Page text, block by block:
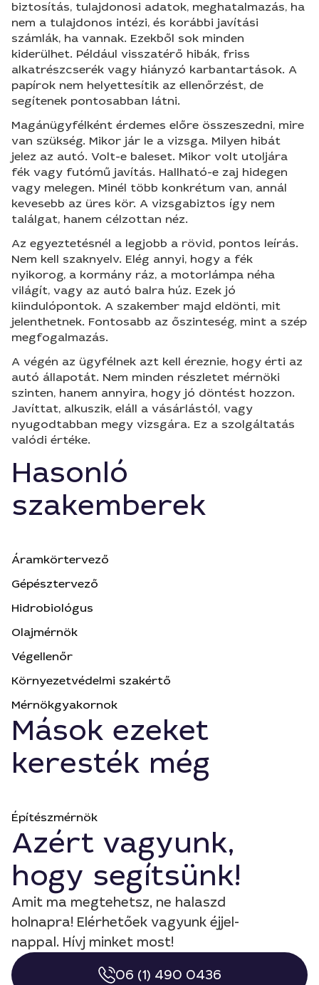
biztosítás, tulajdonosi adatok, meghatalmazás, ha
nem a tulajdonos intézi, és korábbi javítási
számlák, ha vannak. Ezekből sok minden
kiderülhet. Például visszatérő hibák, friss
alkatrészcserék vagy hiányzó karbantartások. A
papírok nem helyettesítik az ellenőrzést, de
segítenek pontosabban látni.
Magánügyfélként érdemes előre összeszedni, mire
van szükség. Mikor jár le a vizsga. Milyen hibát
jelez az autó. Volt-e baleset. Mikor volt utoljára
fék vagy futómű javítás. Hallható-e zaj hidegen
vagy melegen. Minél több konkrétum van, annál
kevesebb az üres kör. A vizsgabiztos így nem
találgat, hanem célzottan néz.
Az egyeztetésnél a legjobb a rövid, pontos leírás.
Nem kell szaknyelv. Elég annyi, hogy a fék
nyikorog, a kormány ráz, a motorlámpa néha
világít, vagy az autó balra húz. Ezek jó
kiindulópontok. A szakember majd eldönti, mit
jelenthetnek. Fontosabb az őszinteség, mint a szép
megfogalmazás.
A végén az ügyfélnek azt kell éreznie, hogy érti az
autó állapotát. Nem minden részletet mérnöki
szinten, hanem annyira, hogy jó döntést hozzon.
Javíttat, alkuszik, eláll a vásárlástól, vagy
nyugodtabban megy vizsgára. Ez a szolgáltatás
valódi értéke.
Hasonló
szakemberek
Áramkörtervező
Gépésztervező
Hidrobiológus
Olajmérnök
Végellenőr
Környezetvédelmi szakértő
Mérnökgyakornok
Mások ezeket
keresték még
Építészmérnök
Azért vagyunk,
hogy segítsünk!
Amit ma megtehetsz, ne halaszd
holnapra! Elérhetőek vagyunk éjjel-
nappal. Hívj minket most!
06 (1) 490 0436